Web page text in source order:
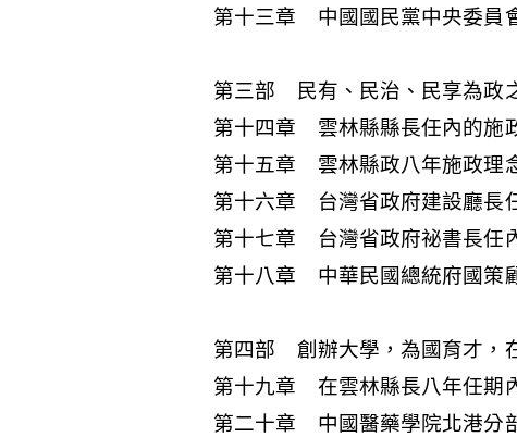
第十三章 中國國民黨中央委員
第三部 民有、民治、民享為政
第十四章 雲林縣縣長任內的施
第十五章 雲林縣政八年施政理
第十六章 台灣省政府建設廳長
第十七章 台灣省政府祕書長任
第十八章 中華民國總統府國策
第四部 創辦大學，為國育才，
第十九章 在雲林縣長八年任期
第二十章 中國醫藥學院北港分